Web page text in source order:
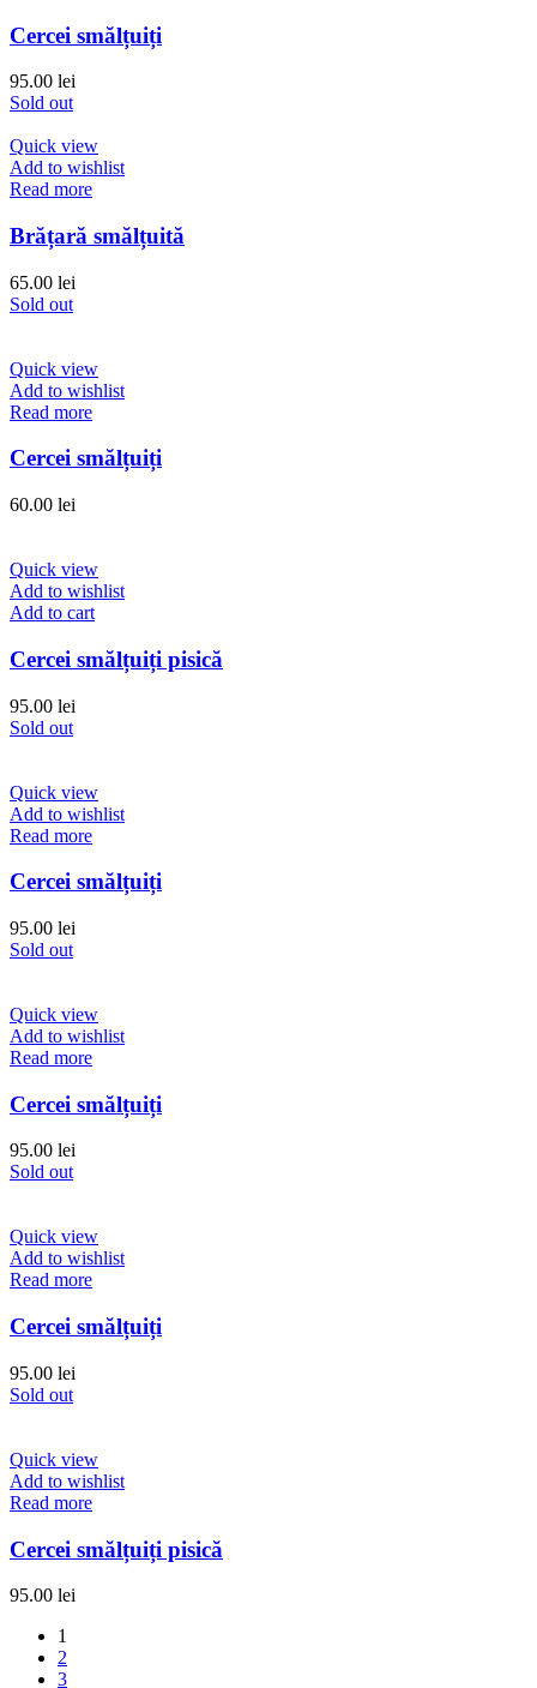
Cercei smălțuiți
95.00 lei
Sold out
Quick view
Add to wishlist
Read more
Brățară smălțuită
65.00 lei
Sold out
Quick view
Add to wishlist
Read more
Cercei smălțuiți
60.00 lei
Quick view
Add to wishlist
Add to cart
Cercei smălțuiți pisică
95.00 lei
Sold out
Quick view
Add to wishlist
Read more
Cercei smălțuiți
95.00 lei
Sold out
Quick view
Add to wishlist
Read more
Cercei smălțuiți
95.00 lei
Sold out
Quick view
Add to wishlist
Read more
Cercei smălțuiți
95.00 lei
Sold out
Quick view
Add to wishlist
Read more
Cercei smălțuiți pisică
95.00 lei
1
2
3